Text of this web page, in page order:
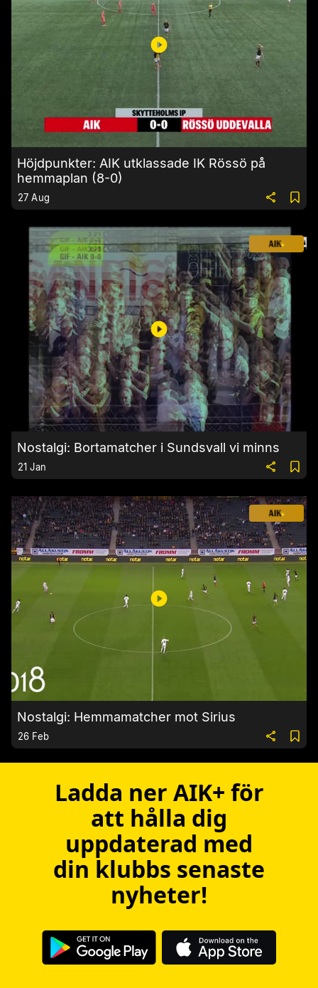
Höjdpunkter: AIK utklassade IK Rössö på
hemmaplan (8-0)
27 Aug
Nostalgi: Bortamatcher i Sundsvall vi minns
21 Jan
Nostalgi: Hemmamatcher mot Sirius
26 Feb
Ladda ner AIK+ för
att hålla dig
uppdaterad med
din klubbs senaste
nyheter!